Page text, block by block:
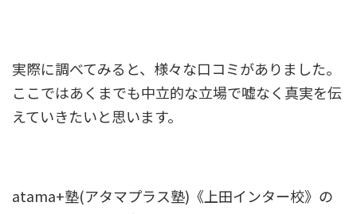
実際に調べてみると、様々な口コミがありました。
ここではあくまでも中立的な立場で嘘なく真実を伝
えていきたいと思います。
atama+塾(アタマプラス塾)《上田インター校》の